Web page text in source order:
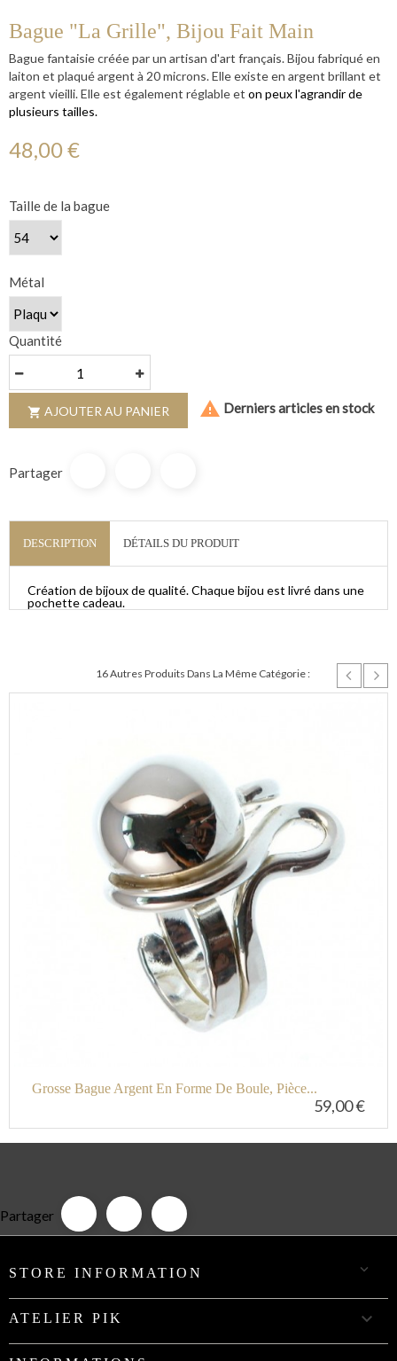
Bague "la Grille", Bijou Fait Main
Bague fantaisie créée par un artisan d'art français. Bijou fabriqué en
laiton et plaqué argent à 20 microns. Elle existe en argent brillant et
argent vieilli. Elle est également réglable et on peux l'agrandir de
plusieurs tailles.
48,00 €
Taille de la bague
Métal
Quantité
 AJOUTER AU PANIER  Derniers articles en stock
Partager
DESCRIPTION DÉTAILS DU PRODUIT
Création de bijoux de qualité. Chaque bijou est livré dans une
pochette cadeau.
16 Autres Produits Dans La Même Catégorie :
Grosse Bague Argent En Forme De Boule, Pièce...
59,00 €
Partager
STORE INFORMATION 
ATELIER PIK 